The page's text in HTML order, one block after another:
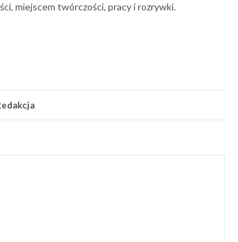
miejscem twórczości, pracy i rozrywki.